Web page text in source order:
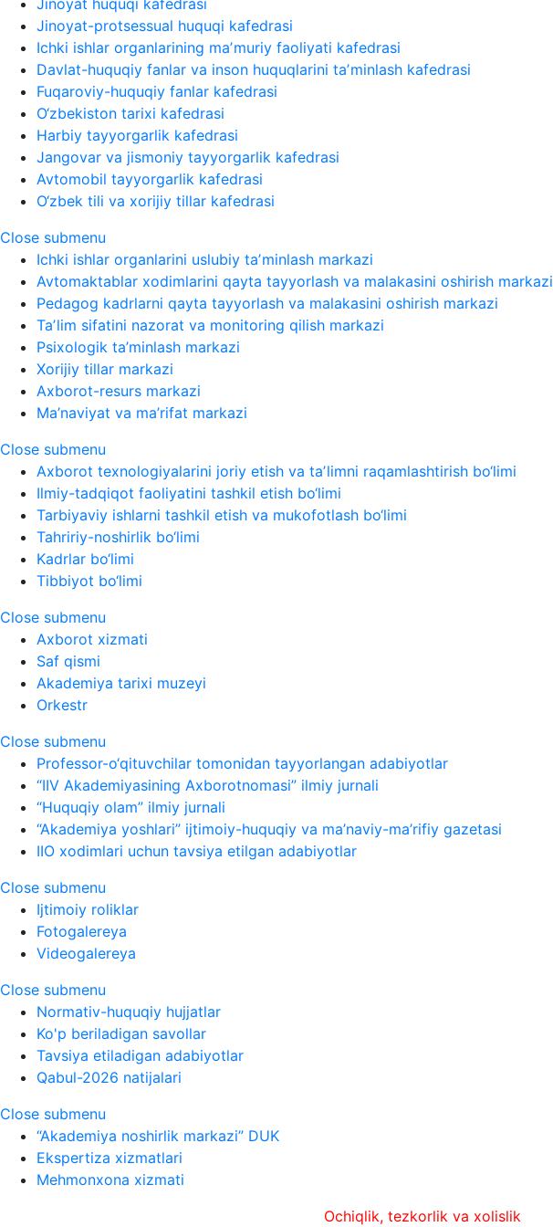
Jinoyat huquqi kafedrasi
Jinoyat-protsessual huquqi kafedrasi
Ichki ishlar organlarining maʼmuriy faoliyati kafedrasi
Davlat-huquqiy fanlar va inson huquqlarini taʼminlash kafedrasi
Fuqaroviy-huquqiy fanlar kafedrasi
O‘zbekiston tarixi kafedrasi
Harbiy tayyorgarlik kafedrasi
Jangovar va jismoniy tayyorgarlik kafedrasi
Avtomobil tayyorgarlik kafedrasi
O‘zbek tili va xorijiy tillar kafedrasi
Close submenu
Ichki ishlar organlarini uslubiy taʼminlash markazi
Avtomaktablar xodimlarini qayta tayyorlash va malakasini oshirish markazi
Pedagog kadrlarni qayta tayyorlash va malakasini oshirish markazi
Taʼlim sifatini nazorat va monitoring qilish markazi
Psixologik ta’minlash markazi
Xorijiy tillar markazi
Axborot-resurs markazi
Ma’naviyat va ma’rifat markazi
Close submenu
Axborot texnologiyalarini joriy etish va taʼlimni raqamlashtirish bo‘limi
Ilmiy-tadqiqot faoliyatini tashkil etish bo‘limi
Tarbiyaviy ishlarni tashkil etish va mukofotlash bo‘limi
Tahririy-noshirlik bo‘limi
Kadrlar bo‘limi
Tibbiyot bo‘limi
Close submenu
Axborot xizmati
Saf qismi
Akademiya tarixi muzeyi
Orkestr
Close submenu
Professor-o‘qituvchilar tomonidan tayyorlangan adabiyotlar
“IIV Akademiyasining Axborotnomasi” ilmiy jurnali
“Huquqiy olam” ilmiy jurnali
“Akademiya yoshlari” ijtimoiy-huquqiy va ma’naviy-ma’rifiy gazetasi
IIO xodimlari uchun tavsiya etilgan adabiyotlar
Close submenu
Ijtimoiy roliklar
Fotogalereya
Videogalereya
Close submenu
Normativ-huquqiy hujjatlar
Ko'p beriladigan savollar
Tavsiya etiladigan adabiyotlar
Qabul-2026 natijalari
Close submenu
“Akademiya noshirlik markazi” DUK
Ekspertiza xizmatlari
Mehmonxona xizmati
Ochiqlik, tezkorlik va xolislik